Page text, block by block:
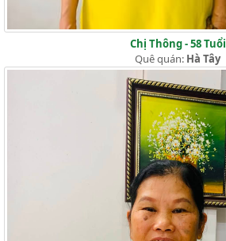
Chị Thông - 58 Tuổi
Quê quán: Hà Tây